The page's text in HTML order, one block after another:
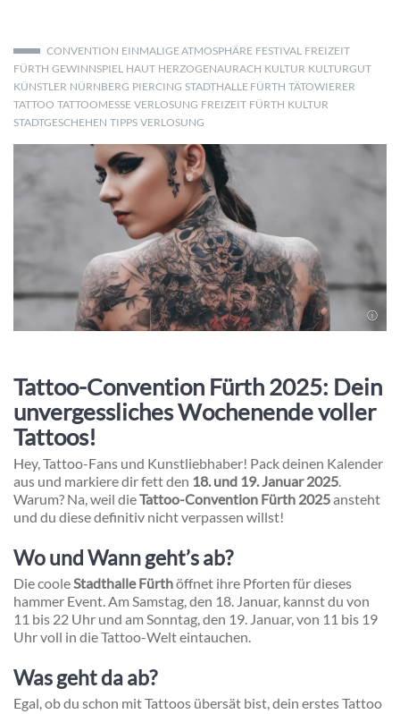
CONVENTION EINMALIGE ATMOSPHÄRE FESTIVAL FREIZEIT
FÜRTH GEWINNSPIEL HAUT HERZOGENAURACH KULTUR KULTURGUT
KÜNSTLER NÜRNBERG PIERCING STADTHALLE FÜRTH TÄTOWIERER
TATTOO TATTOOMESSE VERLOSUNG FREIZEIT FÜRTH KULTUR
STADTGESCHEHEN TIPPS VERLOSUNG
Tattoo-Convention Fürth 2025: Dein
unvergessliches Wochenende voller
Tattoos!
Hey, Tattoo-Fans und Kunstliebhaber! Pack deinen Kalender
aus und markiere dir fett den 18. und 19. Januar 2025.
Warum? Na, weil dieTattoo-Convention Fürth 2025ansteht
und du diese definitiv nicht verpassen willst!
Wo und Wann geht’s ab?
Die cooleStadthalle Fürthöffnet ihre Pforten für dieses
hammer Event. Am Samstag, den 18. Januar, kannst du von
11 bis 22 Uhr und am Sonntag, den 19. Januar, von 11 bis 19
Uhr voll in die Tattoo-Welt eintauchen.
Was geht da ab?
Egal, ob du schon mit Tattoos übersät bist, dein erstes Tattoo